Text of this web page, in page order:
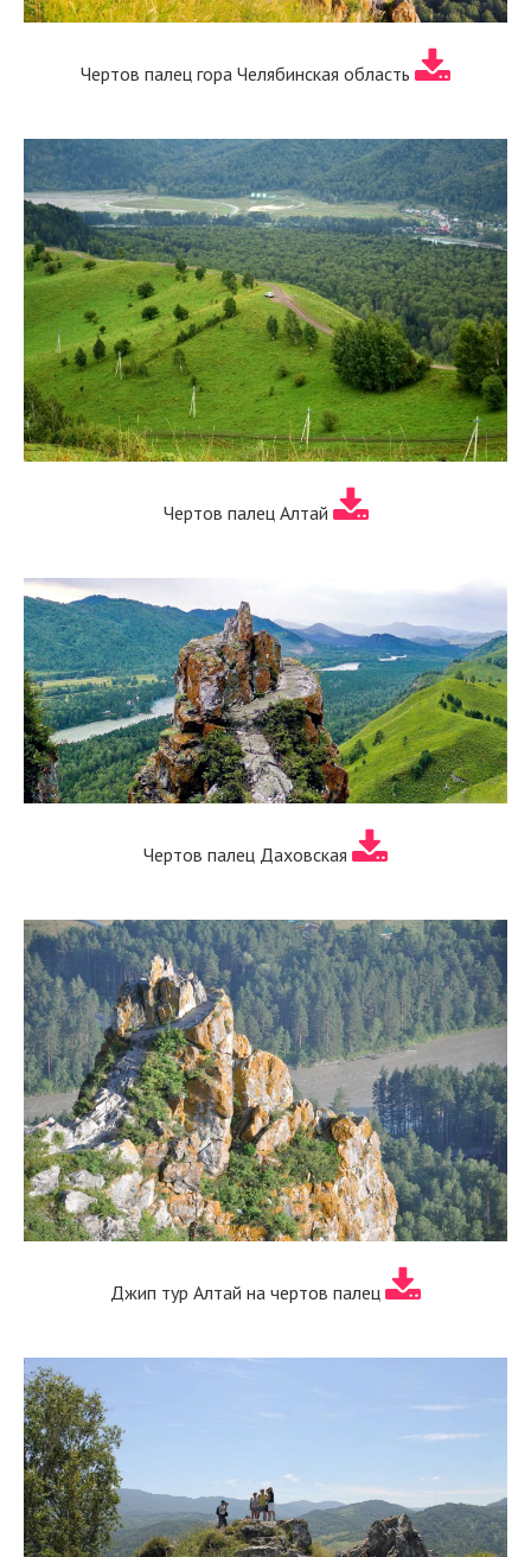
Чертов палец гора Челябинская область
Чертов палец Алтай
Чертов палец Даховская
Джип тур Алтай на чертов палец